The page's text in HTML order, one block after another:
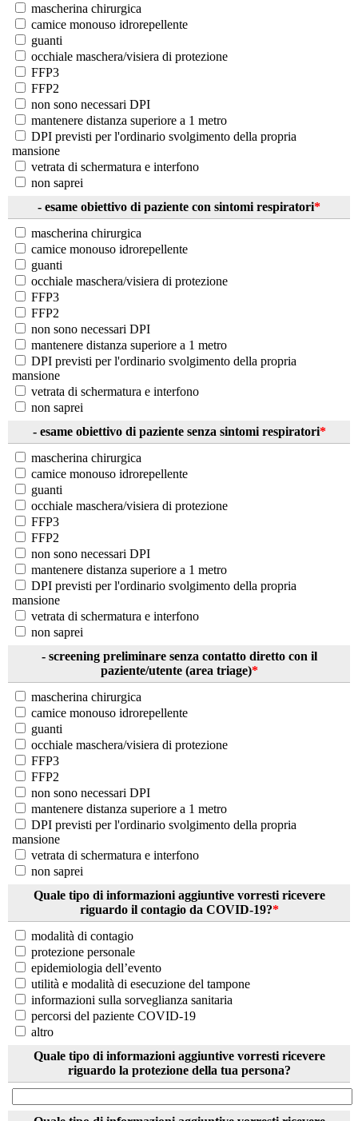
mascherina chirurgica
camice monouso idrorepellente
guanti
occhiale maschera/visiera di protezione
FFP3
FFP2
non sono necessari DPI
mantenere distanza superiore a 1 metro
DPI previsti per l'ordinario svolgimento della propria
mansione
vetrata di schermatura e interfono
non saprei
- esame obiettivo di paziente con sintomi respiratori*
mascherina chirurgica
camice monouso idrorepellente
guanti
occhiale maschera/visiera di protezione
FFP3
FFP2
non sono necessari DPI
mantenere distanza superiore a 1 metro
DPI previsti per l'ordinario svolgimento della propria
mansione
vetrata di schermatura e interfono
non saprei
- esame obiettivo di paziente senza sintomi respiratori*
mascherina chirurgica
camice monouso idrorepellente
guanti
occhiale maschera/visiera di protezione
FFP3
FFP2
non sono necessari DPI
mantenere distanza superiore a 1 metro
DPI previsti per l'ordinario svolgimento della propria
mansione
vetrata di schermatura e interfono
non saprei
- screening preliminare senza contatto diretto con il
paziente/utente (area triage)*
mascherina chirurgica
camice monouso idrorepellente
guanti
occhiale maschera/visiera di protezione
FFP3
FFP2
non sono necessari DPI
mantenere distanza superiore a 1 metro
DPI previsti per l'ordinario svolgimento della propria
mansione
vetrata di schermatura e interfono
non saprei
Quale tipo di informazioni aggiuntive vorresti ricevere
riguardo il contagio da COVID-19?*
modalità di contagio
protezione personale
epidemiologia dell’evento
utilità e modalità di esecuzione del tampone
informazioni sulla sorveglianza sanitaria
percorsi del paziente COVID-19
altro
Quale tipo di informazioni aggiuntive vorresti ricevere
riguardo la protezione della tua persona?